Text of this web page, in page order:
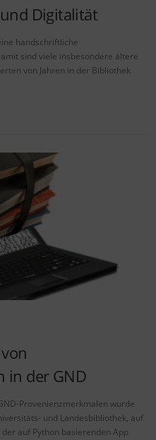
Digitalität
handschriftliche
sind viele insbesondere ältere
von Jahren in der Bibliothek
in der GND
Provenienzmerkmalen wurde
und Landesbibliothek, auf
auf Python basierenden App